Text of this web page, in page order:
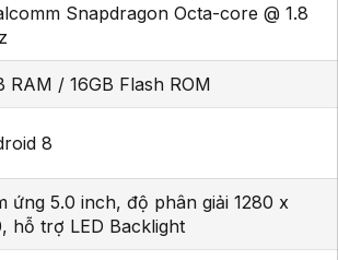
Snapdragon Octa-core @ 1.8
RAM / 16GB Flash ROM
8
ứng 5.0 inch, độ phân giải 1280 x
hỗ trợ LED Backlight